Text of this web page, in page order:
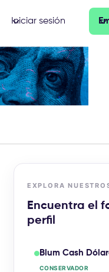
Iniciar sesión
EXPLORA
Encuentra el
perfil
Blum Cash
CONSERVADOR